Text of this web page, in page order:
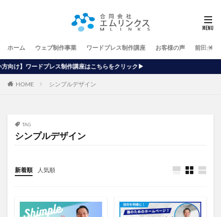
ホーム ウェブ制作事業 ワードプレス制作講座 お客様の声 前田が行
作講座はこちらをクリック▶
HOME シンプルデザイン
TAG
シンプルデザイン
新着順 人気順